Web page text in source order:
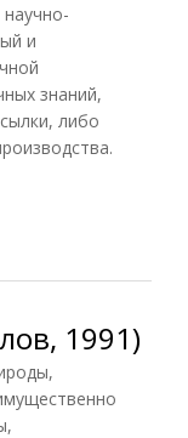
и
знаний,
либо
1991)